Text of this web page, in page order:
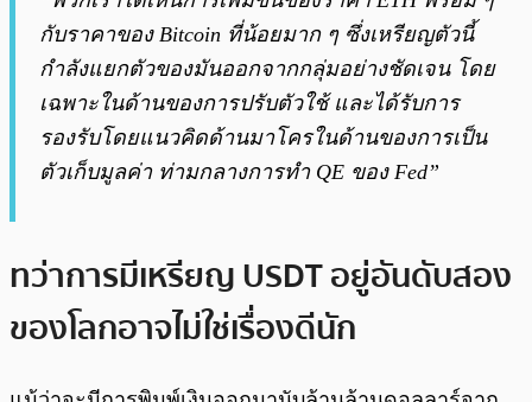
กับราคาของ Bitcoin ที่น้อยมาก ๆ ซึ่งเหรียญตัวนี้
กำลังแยกตัวของมันออกจากกลุ่มอย่างชัดเจน โดย
เฉพาะในด้านของการปรับตัวใช้ และได้รับการ
รองรับโดยแนวคิดด้านมาโครในด้านของการเป็น
ตัวเก็บมูลค่า ท่ามกลางการทำ QE ของ Fed”
ทว่าการมีเหรียญ USDT อยู่อันดับสอง
ของโลกอาจไม่ใช่เรื่องดีนัก